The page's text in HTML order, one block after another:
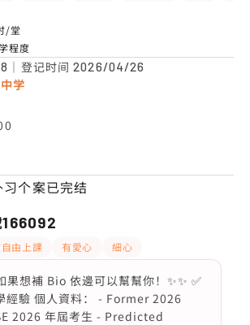
/堂
程度
｜登记时间2026/04/26
学
习个案已完结
166092
由上課 有愛心 細心
想補 Bio 依邊可以幫幫你！✨✨ ✅
經驗 個人資料： - Former 2026
2026 年屆考生 - Predicted